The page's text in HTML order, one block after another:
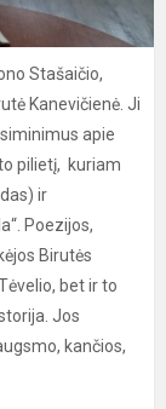
Stašaičio,
Kanevičienė. Ji
apie
pilietį, kuriam
ir
Poezijos,
Birutės
bet ir to
Jos
kančios,